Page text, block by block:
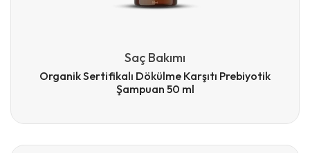
Saç Bakımı
Organik Sertifikalı Dökülme Karşıtı Prebiyotik
Şampuan 50 ml